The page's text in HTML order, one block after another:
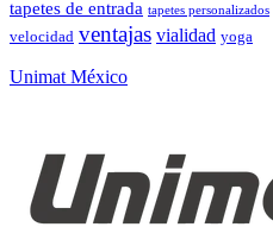
tapetes de entrada tapetes personalizados
velocidad ventajas vialidad yoga
Unimat México